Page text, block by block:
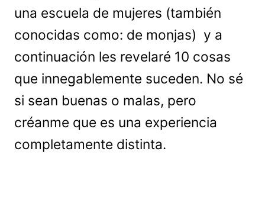
una escuela de mujeres (también
conocidas como: de monjas) y a
continuación les revelaré 10 cosas
que innegablemente suceden. No sé
si sean buenas o malas, pero
créanme que es una experiencia
completamente distinta.